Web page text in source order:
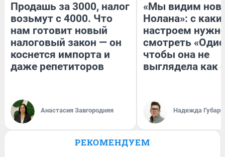
Продашь за 3000, налог
возьмут с 4000. Что
нам готовит новый
налоговый закон — он
коснется импорта и
даже репетиторов
Анастасия Завгородняя
«Мы видим
Нолана»: с
настроем
смотреть
чтобы она не
выглядела как
Надежда Губарь
РЕКОМЕНДУЕМ